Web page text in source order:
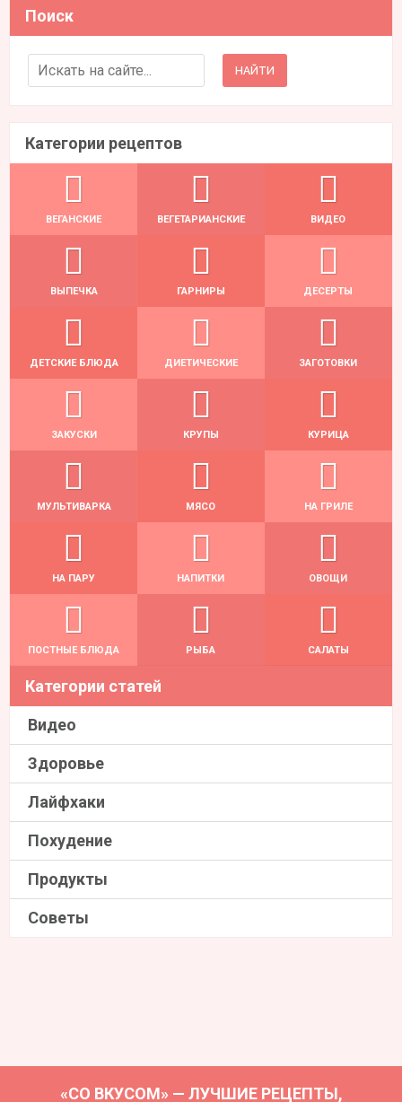
Поиск
Search for:
Категории рецептов
ВЕГАНСКИЕ ВЕГЕТАРИАНСКИЕ ВИДЕО
ВЫПЕЧКА ГАРНИРЫ ДЕСЕРТЫ
ДЕТСКИЕ БЛЮДА ДИЕТИЧЕСКИЕ ЗАГОТОВКИ
ЗАКУСКИ КРУПЫ КУРИЦА
МУЛЬТИВАРКА МЯСО НА ГРИЛЕ
НА ПАРУ НАПИТКИ ОВОЩИ
ПОСТНЫЕ БЛЮДА РЫБА САЛАТЫ
Категории статей
Видео
Здоровье
Лайфхаки
Похудение
Продукты
Советы
«СО ВКУСОМ» — ЛУЧШИЕ РЕЦЕПТЫ,